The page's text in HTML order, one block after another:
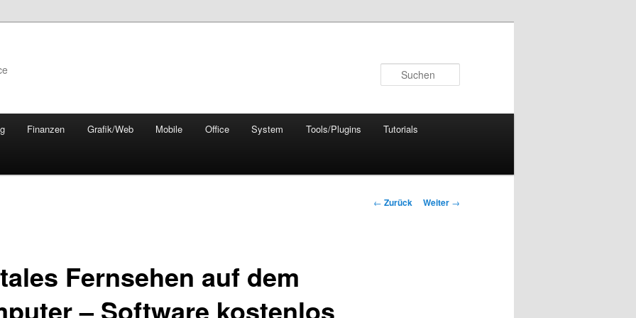
Finanzen Grafik/Web Mobile Office System Tools/Plugins Tutorials
Beitrags-
← Zurück Weiter →
Fernsehen auf dem
– Software kostenlos